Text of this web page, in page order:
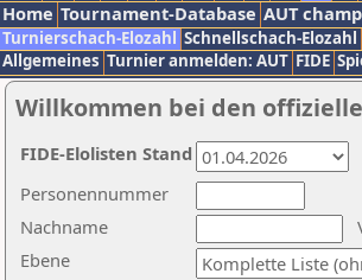
Home Tournament-Database AUT
Turnierschach-Elozahl Schnellschach-Elozahl
Allgemeines Turnier anmelden: AUT FIDE
Willkommen bei den
Nachname
Ebene
Personennummer
FIDE-Elolisten Stand